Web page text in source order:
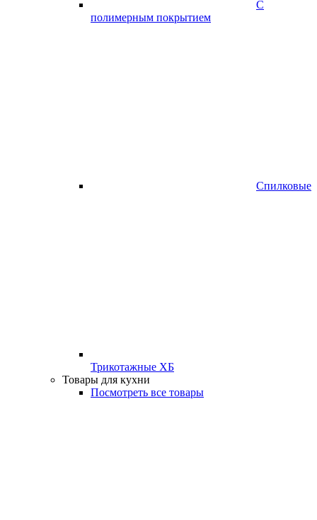
С
полимерным покрытием
Спилковые
Трикотажные ХБ
Товары для кухни
Посмотреть все товары